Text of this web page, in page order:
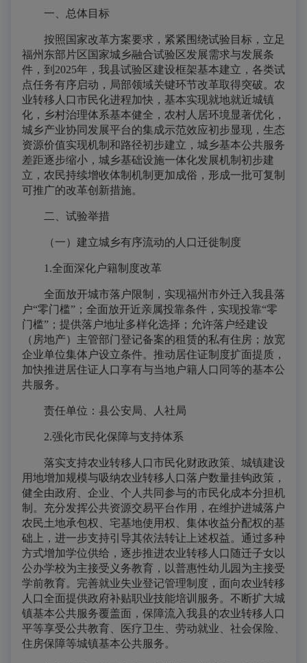
一、总体目标
按照国家改革方案要求，紧紧围绕试验目标，立足
福州东部片区国家城乡融合试验区发展需求与发展条
件，到2025年，我县试验区建设框架基本建立，各类试
点任务有序启动，局部领域关键环节改革取得突破。农
业转移人口市民化进程加快，基本实现就地就近城镇
化，乡村治理体系基本健全，农村人居环境显著优化，
城乡产业协同发展平台的集成示范效应初步显现，生态
资源价值实现机制和路径初步建立，城乡基本公共服务
差距逐步缩小，城乡基础设施一体化发展机制初步建
立，农民持续增收体制机制更加成俗，形成一批可复制
可推广的改革创新措施。
二、试验举措
（一）建立城乡有序流动的人口迁徙制度
1.全面深化户籍制度改革
全面放开城市落户限制，实现福州市外迁入我县落
户“零门槛”；全面放开近亲属投靠条件，实现投靠“零
门槛”；提供落户地址多样化选择；允许落户经建设
（房地产）主管部门登记备案的租赁的私有住房；放宽
企业单位集体户设立条件。推动居住证制度扩面提质，
加快推进居住证人口享有与当地户籍人口同等的基本公
共服务。
责任单位：县公安局、人社局
2.强化市民化保障与支持体系
落实支持农业转移人口市民化财政政策、城镇建设
用地增加规模与吸纳农业转移人口落户数量挂钩政策，
健全由政府、企业、个人共同参与的市民化成本分担机
制。充分发挥公共资源交易平台作用，在维护进城落户
农民土地承包权、宅基地使用权、集体收益分配权的基
础上，进一步支持引导其依法转让上述权益。通过多种
方式增加学位供给，逐步推进农业转移人口随迁子女以
公办学校为主接受义务教育，以普惠性幼儿园为主接受
学前教育。完善就业失业登记管理制度，面向农业转移
人口全面提供政府补贴职业技能培训服务。不断扩大城
镇基本公共服务覆盖面，保障流入我县的农业转移人口
平等享受公共教育、医疗卫生、劳动就业、社会保险、
住房保障等城镇基本公共服务。